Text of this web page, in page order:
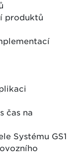
produktů
čas na
Systému GS1